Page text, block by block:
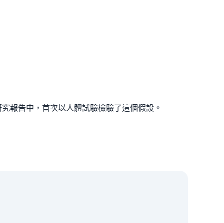
報告中，首次以人體試驗檢驗了這個假設。